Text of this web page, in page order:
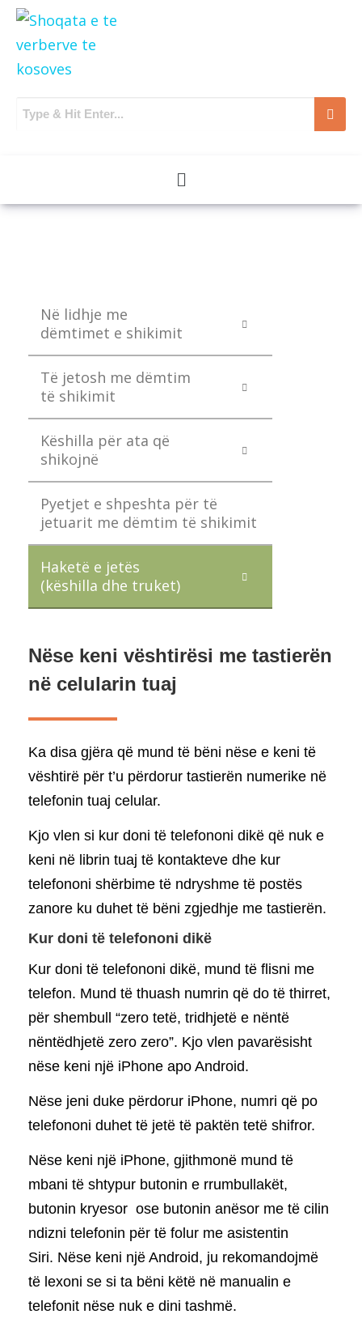
Në lidhje me
dëmtimet e shikimit
Të jetosh me dëmtim
të shikimit
Këshilla për ata që
shikojnë
Pyetjet e shpeshta për të
jetuarit me dëmtim të shikimit
Haketë e jetës
(këshilla dhe truket)
Nëse keni vështirësi me tastierën
në celularin tuaj
Ka disa gjëra që mund të bëni nëse e keni të
vështirë për t’u përdorur tastierën numerike në
telefonin tuaj celular.
Kjo vlen si kur doni të telefononi dikë që nuk e
keni në librin tuaj të kontakteve dhe kur
telefononi shërbime të ndryshme të postës
zanore ku duhet të bëni zgjedhje me tastierën.
Kur doni të telefononi dikë
Kur doni të telefononi dikë, mund të flisni me
telefon. Mund të thuash numrin që do të thirret,
për shembull “zero tetë, tridhjetë e nëntë
nëntëdhjetë zero zero”. Kjo vlen pavarësisht
nëse keni një iPhone apo Android.
Nëse jeni duke përdorur iPhone, numri që po
telefononi duhet të jetë të paktën tetë shifror.
Nëse keni një iPhone, gjithmonë mund të
mbani të shtypur butonin e rrumbullakët,
butonin kryesor ose butonin anësor me të cilin
ndizni telefonin për të folur me asistentin
Siri. Nëse keni një Android, ju rekomandojmë
të lexoni se si ta bëni këtë në manualin e
telefonit nëse nuk e dini tashmë.